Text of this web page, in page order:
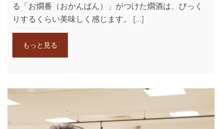
る「お燗番（おかんばん）」がつけた燗酒は、びっく
りするくらい美味しく感じます。 […]
もっと見る